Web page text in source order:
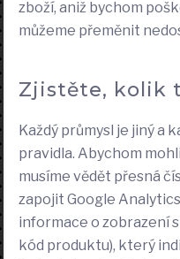
zboží, aniž bychom
můžeme přeměnit
Zjistěte, kolik
Každý průmysl je jiný a
pravidla. Abychom
musíme vědět přesná
zapojit Google
informace o zobrazení
kód produktu), který